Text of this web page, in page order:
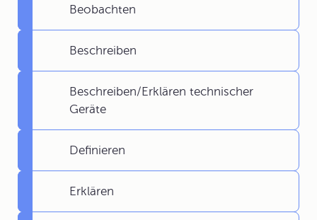
Beobachten
Beschreiben
Beschreiben/Erklären technischer
Geräte
Definieren
Erklären